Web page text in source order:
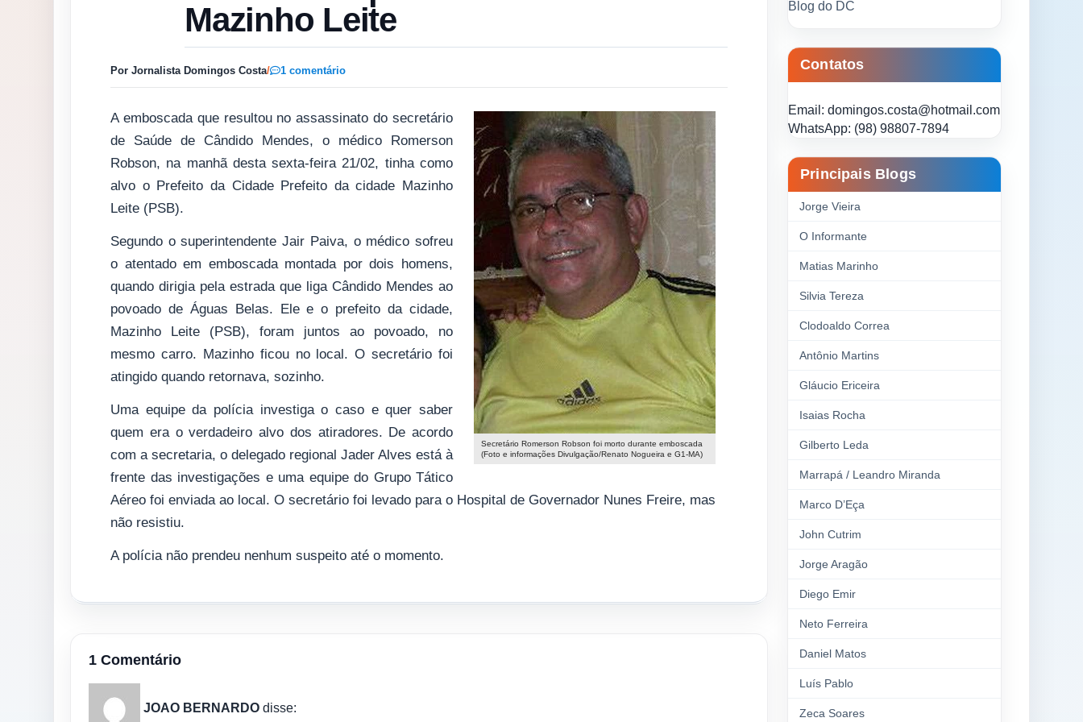
Mazinho Leite
Por Jornalista Domingos Costa/ 1 comentário
Secretário Romerson Robson foi morto durante emboscada
(Foto e informações Divulgação/Renato Nogueira e G1-MA)
A emboscada que resultou no assassinato do secretário
de Saúde de Cândido Mendes, o médico Romerson
Robson, na manhã desta sexta-feira 21/02, tinha como
alvo o Prefeito da Cidade Prefeito da cidade Mazinho
Leite (PSB).
Segundo o superintendente Jair Paiva, o médico sofreu
o atentado em emboscada montada por dois homens,
quando dirigia pela estrada que liga Cândido Mendes ao
povoado de Águas Belas. Ele e o prefeito da cidade,
Mazinho Leite (PSB), foram juntos ao povoado, no
mesmo carro. Mazinho ficou no local. O secretário foi
atingido quando retornava, sozinho.
Uma equipe da polícia investiga o caso e quer saber
quem era o verdadeiro alvo dos atiradores. De acordo
com a secretaria, o delegado regional Jader Alves está à
frente das investigações e uma equipe do Grupo Tático
Aéreo foi enviada ao local. O secretário foi levado para o Hospital de Governador Nunes Freire, mas
não resistiu.
A polícia não prendeu nenhum suspeito até o momento.
1 Comentário
JOAO BERNARDO disse:
Blog do DC
Contatos
Email: domingos.costa@hotmail.com
WhatsApp: (98) 98807-7894
Principais Blogs
Jorge Vieira
O Informante
Matias Marinho
Silvia Tereza
Clodoaldo Correa
Antônio Martins
Gláucio Ericeira
Isaias Rocha
Gilberto Leda
Marrapá / Leandro Miranda
Marco D’Eça
John Cutrim
Jorge Aragão
Diego Emir
Neto Ferreira
Daniel Matos
Luís Pablo
Zeca Soares